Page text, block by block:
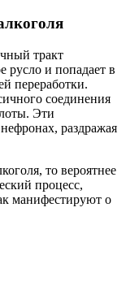
тракт
русло и попадает в
переработки.
соединения
Эти
раздражая
то вероятнее
процесс,
манифестируют о